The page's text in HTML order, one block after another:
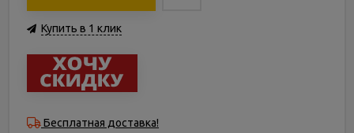
Купить в 1 клик
Бесплатная доставка!